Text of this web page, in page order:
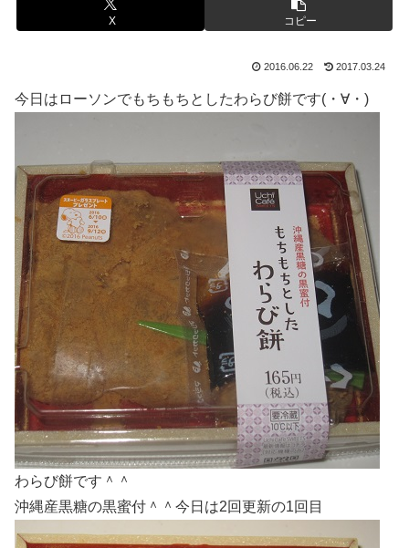
X コピー
2016.06.22 2017.03.24
今日はローソンでもちもちとしたわらび餅です(・∀・)
わらび餅です＾＾
沖縄産黒糖の黒蜜付＾＾今日は2回更新の1回目